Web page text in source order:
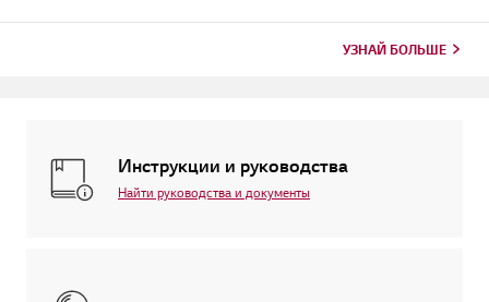
УЗНАЙ БОЛЬШЕ
Инструкции и руководства
Найти руководства и документы